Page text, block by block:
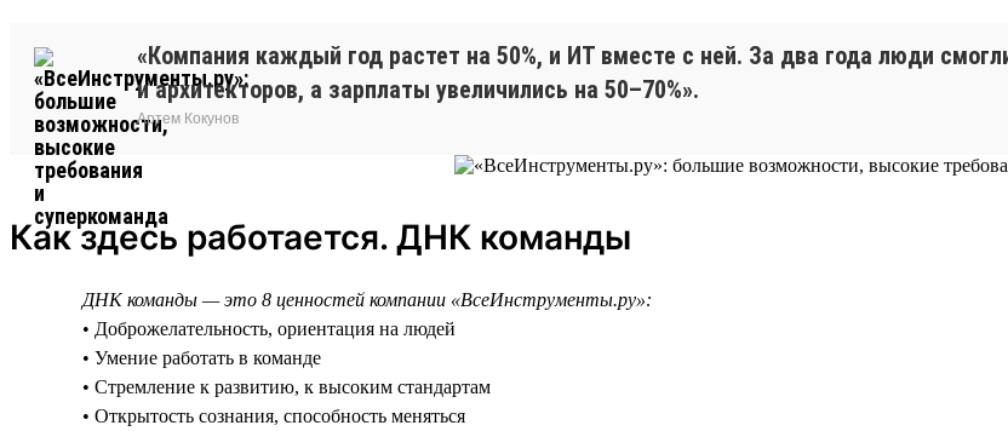
«Компания каждый год растет на 50%, и ИТ вместе с ней. За два года люди
и архитекторов, а зарплаты увеличились на 50–70%».
Артем Кокунов
Как здесь работается. ДНК команды
ДНК команды — это 8 ценностей компании «ВсеИнструменты.ру»:
• Доброжелательность, ориентация на людей
• Умение работать в команде
• Стремление к развитию, к высоким стандартам
• Открытость сознания, способность меняться